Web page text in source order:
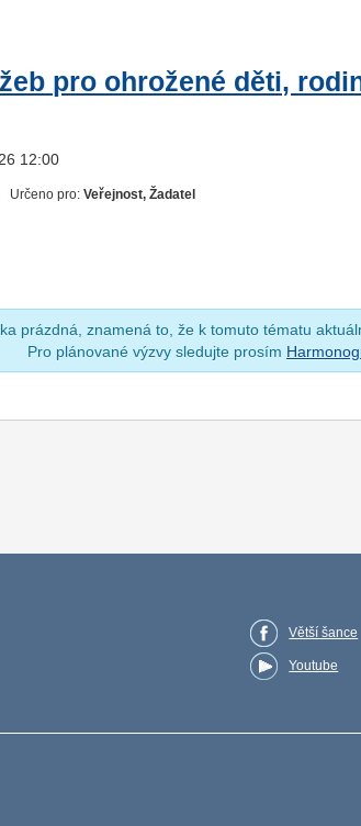
pro ohrožené děti,
12:00
Určeno pro:Veřejnost, Žadatel
prázdná, znamená to, že k tomuto tématu
Pro plánované výzvy sledujte prosím
Větší šance
Youtube